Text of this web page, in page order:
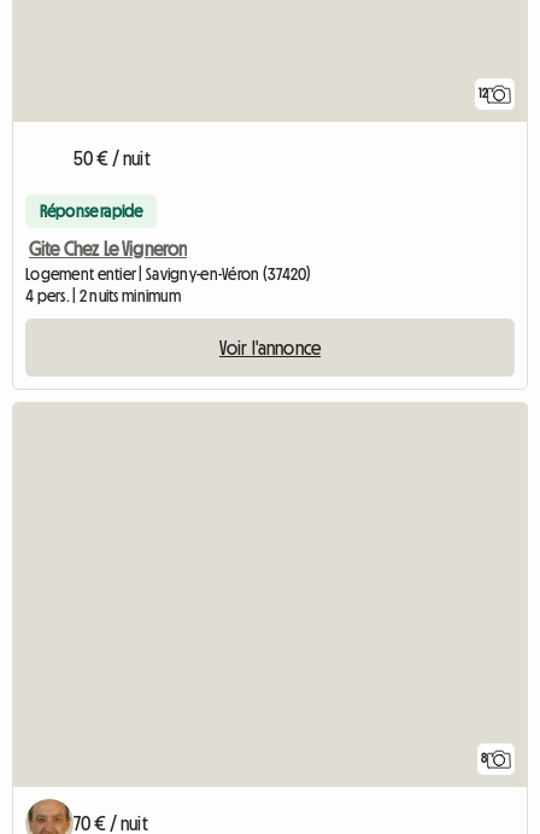
12
50 € / nuit
Réponse rapide
Gite Chez Le Vigneron
Logement entier | Savigny-en-Véron (37420)
4 pers. | 2 nuits minimum
Voir l'annonce
8
70 € / nuit